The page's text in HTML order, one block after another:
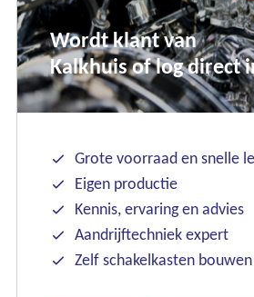
Ons
Onze merken
Onze diensten
Wordt klant van
Kalkhuis of log direct
Grote voorraad en snelle
Eigen productie
Kennis, ervaring en advies
Aandrijftechniek expert
Zelf schakelkasten